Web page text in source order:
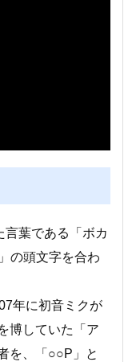
言葉である「ボカ
の頭文字を合わ
年に初音ミクが
博していた「ア
を、「○○P」と